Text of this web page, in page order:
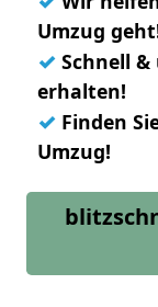
Umzug
✓ Schnell
erhalten!
✓ Finden
Umzug!